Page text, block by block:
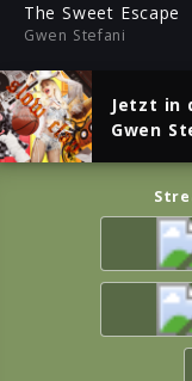
The Sweet Escape
Gwen Stefani
Jetzt in
Gwen